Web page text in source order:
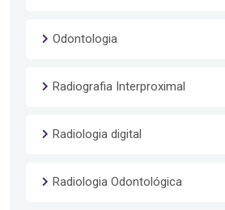
Odontologia
Radiografia Interproximal
Radiologia digital
Radiologia Odontológica